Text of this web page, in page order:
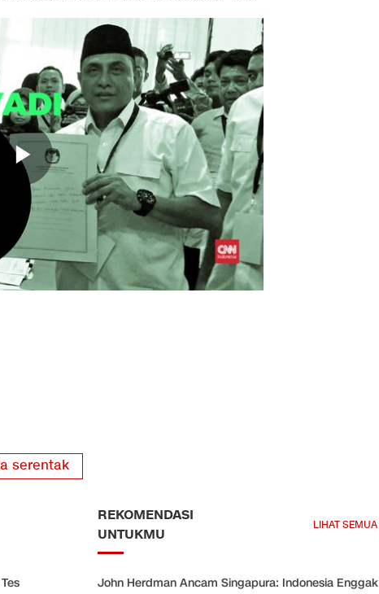
serentak
REKOMENDASI
UNTUKMU
LIHAT SEMUA
John Herdman Ancam Singapura: Indonesia Enggak